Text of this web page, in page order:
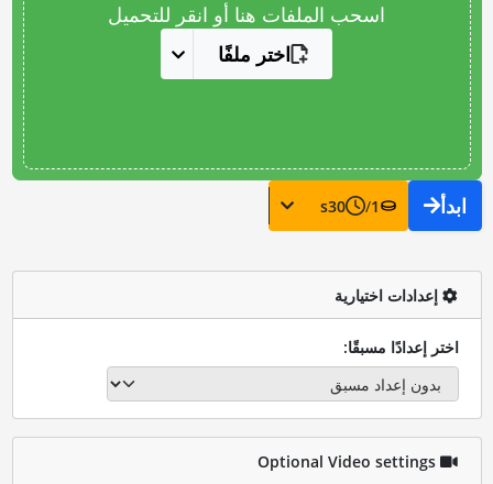
اسحب الملفات هنا أو انقر للتحميل
اختر ملفًا
ابدأ 1
/
30
s
إعدادات اختيارية
اختر إعدادًا مسبقًا:
Optional Video settings